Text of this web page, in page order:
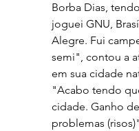
Borba Dias,
joguei GNU,
Alegre. Fui
semi", contou a
em sua cidade
"Acabo tendo
cidade. Ganho
problemas